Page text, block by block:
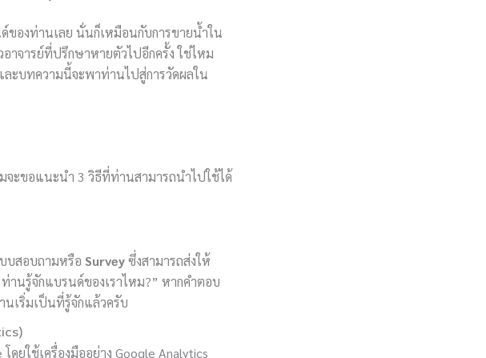
ของท่านเลย นั่นก็เหมือนกับการขายน้ำใน
าจารย์ที่ปรึกษาหายตัวไปอีกครั้ง ใช่ไหม
ละบทความนี้จะพาท่านไปสู่การวัดผลใน
จะขอแนะนำ 3 วิธีที่ท่านสามารถนำไปใช้ได้
บสอบถามหรือ Surveyซึ่งสามารถส่งให้
านรู้จักแบรนด์ของเราไหม?” หากคำตอบ
เริ่มเป็นที่รู้จักแล้วครับ
ยใช้เครื่องมืออย่าง Google Analytics